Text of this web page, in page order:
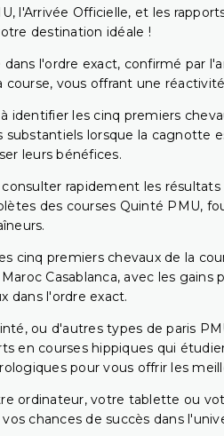
l'Arrivée Officielle, et les
destination idéale !
l'ordre exact, confirmé par
vous offrant une
les cinq premiers
lorsque la cagnotte
leurs bénéfices.
rapidement les
des courses Quinté PMU,
cinq premiers chevaux de la
Casablanca, avec les gains
dans l'ordre exact.
ou d'autres types de paris
en courses hippiques qui
pour vous offrir les
ordinateur, votre tablette ou
chances de succès dans